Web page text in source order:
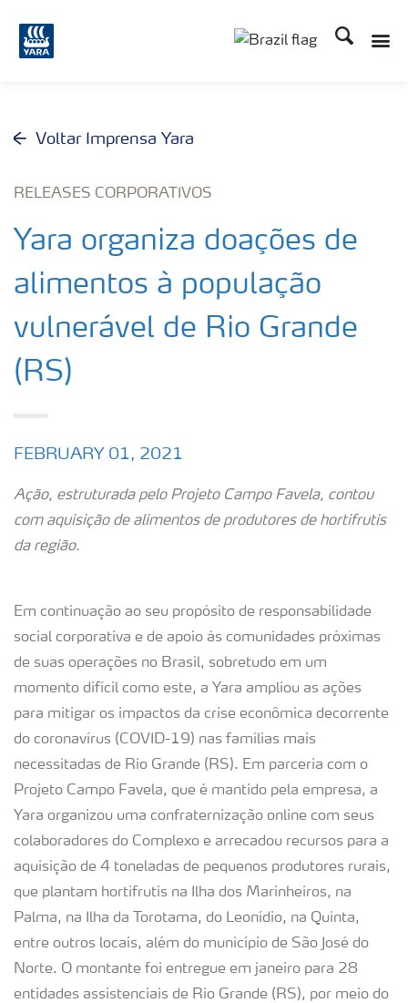
Busca
Voltar Imprensa Yara
RELEASES CORPORATIVOS
Yara organiza doações de
alimentos à população
vulnerável de Rio Grande
(RS)
FEBRUARY 01, 2021
Ação, estruturada pelo Projeto Campo Favela, contou
com aquisição de alimentos de produtores de hortifrutis
da região.
Em continuação ao seu propósito de responsabilidade
social corporativa e de apoio às comunidades próximas
de suas operações no Brasil, sobretudo em um
momento difícil como este, a Yara ampliou as ações
para mitigar os impactos da crise econômica decorrente
do coronavírus (COVID-19) nas famílias mais
necessitadas de Rio Grande (RS). Em parceria com o
Projeto Campo Favela, que é mantido pela empresa, a
Yara organizou uma confraternização online com seus
colaboradores do Complexo e arrecadou recursos para a
aquisição de 4 toneladas de pequenos produtores rurais,
que plantam hortifrutis na Ilha dos Marinheiros, na
Palma, na Ilha da Torotama, do Leonídio, na Quinta,
entre outros locais, além do município de São José do
Norte. O montante foi entregue em janeiro para 28
entidades assistenciais de Rio Grande (RS), por meio do